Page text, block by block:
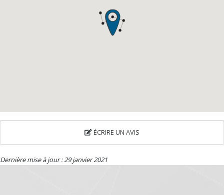
ÉCRIRE UN AVIS
Dernière mise à jour : 29 janvier 2021